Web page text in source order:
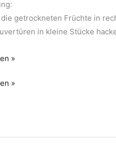
die getrockneten Früchte in
in kleine Stücke
»
»